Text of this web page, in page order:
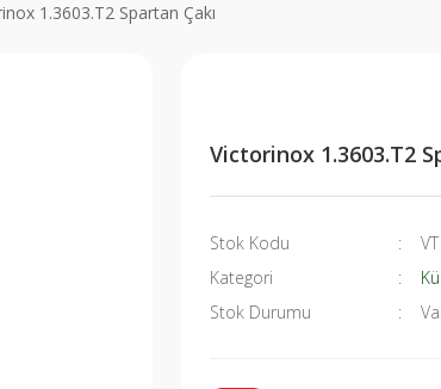
1.3603.T2 Spartan Çakı
Victorinox 1.3603.T2
Stok Kodu
Kategori
Stok Durumu